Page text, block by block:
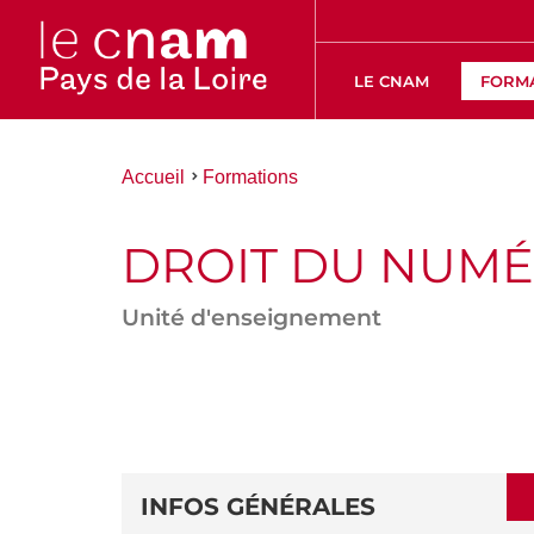
LE CNAM
Vous
Accueil Formations
DROIT DU
Unité d'enseignement
DE
DÉTAILS
INFOS GÉNÉRALES